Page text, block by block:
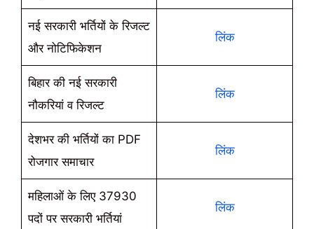
नई सरकारी भर्तियों के रिजल्ट
और नोटिफिकेशन
लिंक
बिहार की नई सरकारी
नौकरियां व रिजल्ट
लिंक
देशभर की भर्तियों का PDF
रोजगार समाचार
लिंक
महिलाओं के लिए 37930
पदों पर सरकारी भर्तियां
लिंक